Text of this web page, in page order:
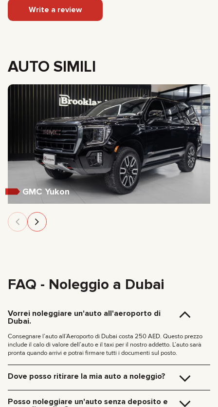
Write a review
AUTO SIMILI
GMC Yukon
FAQ - Noleggio a Dubai
Vorrei noleggiare un'auto all'aeroporto di
Dubai.
Consegnare l’auto all’Aeroporto di Dubai costa 250 AED. Questo prezzo
include il calo di valore dell’auto e il taxi per il nostro addetto. L’auto sarà
pronta quando arrivi e potrai firmare tutti i documenti sul posto.
Dove posso ritirare la mia auto a noleggio?
tuo hotel o all’Aeroporto di Dubai. Ci occuperemo di tutto sul posto,
Posso noleggiare un'auto senza deposito e